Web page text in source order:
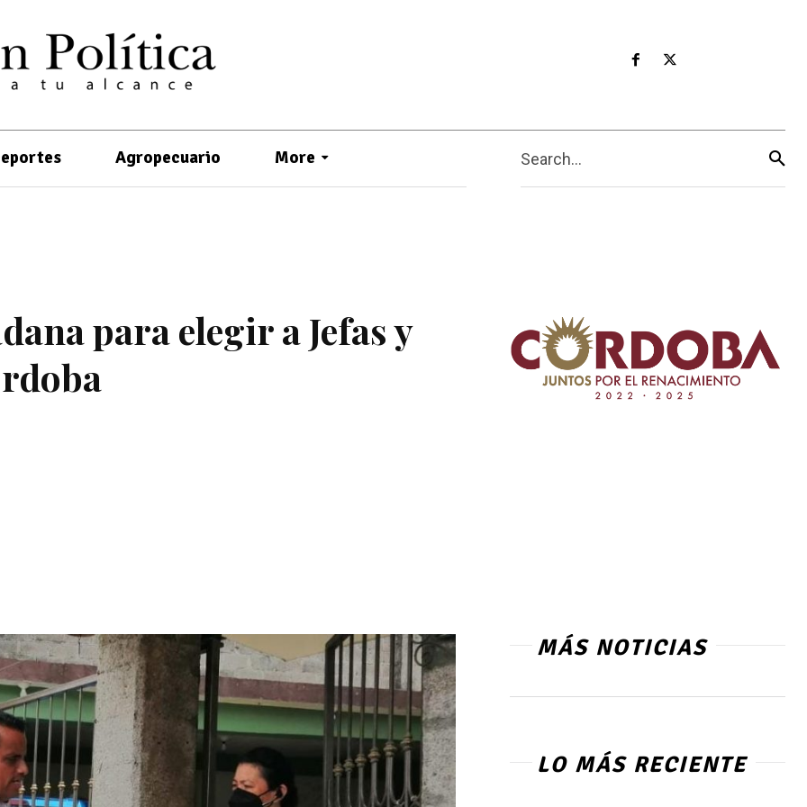
Agropecuario More Search...
para elegir a Jefas y
MÁS NOTICIAS
LO MÁS RECIENTE